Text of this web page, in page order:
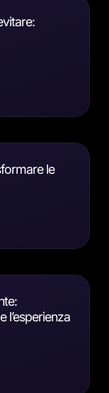
le
l’esperienza